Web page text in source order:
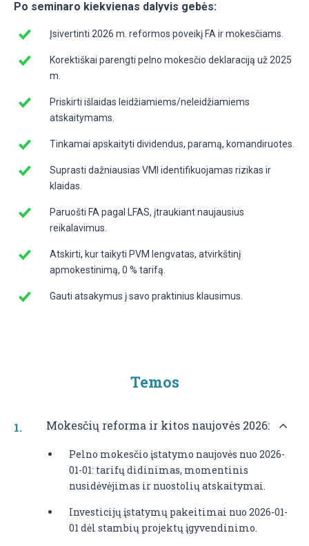
Po seminaro kiekvienas dalyvis gebės:
Įsivertinti 2026 m. reformos poveikį FA ir mokesčiams.
Korektiškai parengti pelno mokesčio deklaraciją už 2025
m.
Priskirti išlaidas leidžiamiems/neleidžiamiems
atskaitymams.
Tinkamai apskaityti dividendus, paramą, komandiruotes.
Suprasti dažniausias VMI identifikuojamas rizikas ir
klaidas.
Paruošti FA pagal LFAS, įtraukiant naujausius
reikalavimus.
Atskirti, kur taikyti PVM lengvatas, atvirkštinį
apmokestinimą, 0 % tarifą.
Gauti atsakymus į savo praktinius klausimus.
Temos
Mokesčių reforma ir kitos naujovės 2026:
Pelno mokesčio įstatymo naujovės nuo 2026-
01-01: tarifų didinimas, momentinis
nusidėvėjimas ir nuostolių atskaitymai.
Investicijų įstatymų pakeitimai nuo 2026-01-
01 dėl stambių projektų įgyvendinimo.